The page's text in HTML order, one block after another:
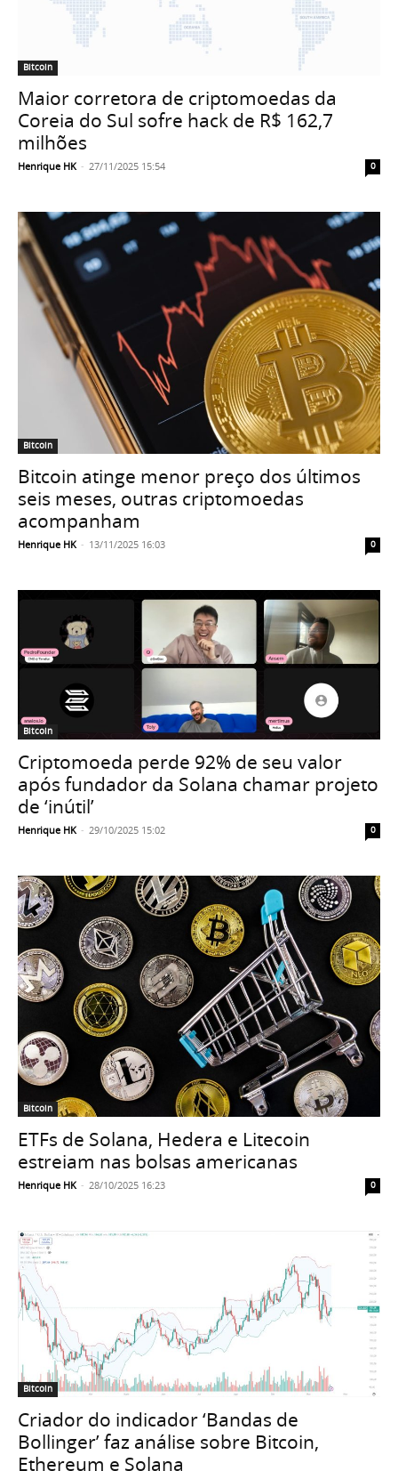
Bitcoin
Maior corretora de criptomoedas da
Coreia do Sul sofre hack de R$ 162,7
milhões
Henrique HK - 27/11/2025 15:54 0
Bitcoin
Bitcoin atinge menor preço dos últimos
seis meses, outras criptomoedas
acompanham
Henrique HK - 13/11/2025 16:03 0
Bitcoin
Criptomoeda perde 92% de seu valor
após fundador da Solana chamar projeto
de ‘inútil’
Henrique HK - 29/10/2025 15:02 0
Bitcoin
ETFs de Solana, Hedera e Litecoin
estreiam nas bolsas americanas
Henrique HK - 28/10/2025 16:23 0
Bitcoin
Criador do indicador ‘Bandas de
Bollinger’ faz análise sobre Bitcoin,
Ethereum e Solana